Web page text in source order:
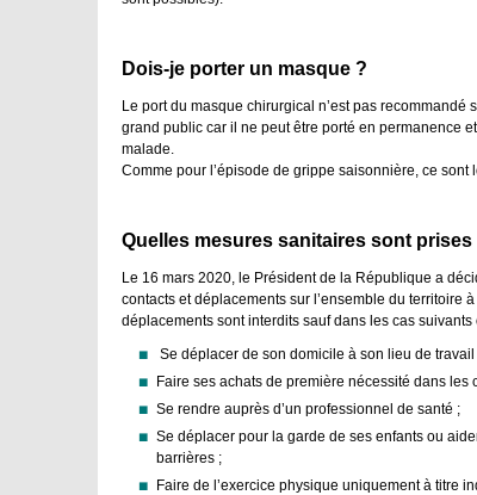
Dois-je porter un masque ?
Le port du masque chirurgical n’est pas
grand public car il ne peut être porté en permanence
malade.
Comme pour l’épisode de grippe saisonnière, ce sont
Quelles mesures sanitaires sont
Le 16 mars 2020, le Président de la République a
contacts et déplacements sur l’ensemble du territoire
déplacements sont interdits sauf dans les cas
Se déplacer de son domicile à son lieu de
Faire ses achats de première nécessité dans les
Se rendre auprès d’un professionnel de santé ;
Se déplacer pour la garde de ses enfants ou
barrières ;
Faire de l’exercice physique uniquement à titre